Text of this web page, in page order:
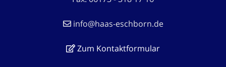
info@haas-eschborn.de
Zum Kontaktformular